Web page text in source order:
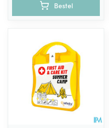
Bestel